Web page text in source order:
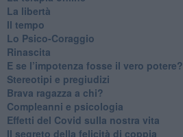
La libertà
​Il tempo
​Lo Psico-Coraggio
Rinascita
​E se l’impotenza fosse il vero potere?
Stereotipi e pregiudizi
​Brava ragazza a chi?
​Compleanni e psicologia
Effetti del Covid sulla nostra vita
Il segreto della felicità di coppia